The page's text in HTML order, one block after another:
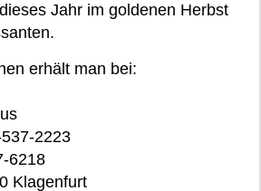
Jahr im goldenen Herbst
erhält man bei:
2223
6218
Klagenfurt